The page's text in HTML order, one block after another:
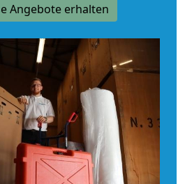
Angebote erhalten